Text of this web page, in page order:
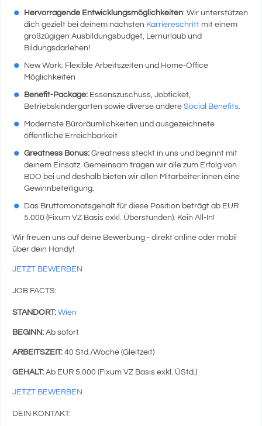
Hervorragende Entwicklungsmöglichkeiten: Wir unterstützen
dich gezielt bei deinem nächsten Karriereschritt mit einem
großzügigen Ausbildungsbudget, Lernurlaub und
Bildungsdarlehen!
New Work: Flexible Arbeitszeiten und Home-Office
Möglichkeiten
Benefit-Package: Essenszuschuss, Jobticket,
Betriebskindergarten sowie diverse andere Social Benefits.
Modernste Büroräumlichkeiten und ausgezeichnete
öffentliche Erreichbarkeit
Greatness Bonus: Greatness steckt in uns und beginnt mit
deinem Einsatz. Gemeinsam tragen wir alle zum Erfolg von
BDO bei und deshalb bieten wir allen Mitarbeiter:innen eine
Gewinnbeteiligung.
Das Bruttomonatsgehalt für diese Position beträgt ab EUR
5.000 (Fixum VZ Basis exkl. Überstunden). Kein All-In!
Wir freuen uns auf deine Bewerbung - direkt online oder mobil
über dein Handy!
JETZT BEWERBEN
JOB FACTS:
STANDORT: Wien
BEGINN: Ab sofort
ARBEITSZEIT: 40 Std./Woche (Gleitzeit)
GEHALT: Ab EUR 5.000 (Fixum VZ Basis exkl. ÜStd.)
JETZT BEWERBEN
DEIN KONTAKT: